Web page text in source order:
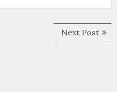
Next PostNext